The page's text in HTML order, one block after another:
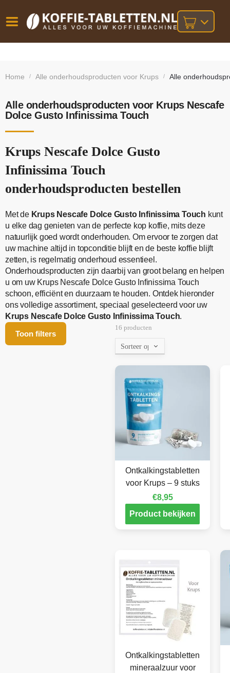
besteld,
bij orders
Home / Alle onderhoudsproducten voor Krups / Alle
Alle onderhoudsproducten voor Krups Nescafe
Dolce Gusto Infinissima Touch
Krups Nescafe Dolce Gusto
Infinissima Touch
onderhoudsproducten bestellen
Met de Krups Nescafe Dolce Gusto Infinissima Touch kunt
u elke dag genieten van de perfecte kop koffie, mits deze
natuurlijk goed wordt onderhouden. Om ervoor te zorgen dat
uw machine altijd in topconditie blijft en de beste koffie blijft
zetten, is regelmatig onderhoud essentieel.
Onderhoudsproducten zijn daarbij van groot belang en helpen
u om uw Krups Nescafe Dolce Gusto Infinissima Touch
schoon, efficiënt en duurzaam te houden. Ontdek hieronder
ons volledige assortiment, speciaal geselecteerd voor uw
Krups Nescafe Dolce Gusto Infinissima Touch.
Toon filters
16 producten
Ontkalkingstabletten
voor Krups – 9 stuks
€8,95
Product bekijken
Ontkalkingstabletten
mineraalzuur voor